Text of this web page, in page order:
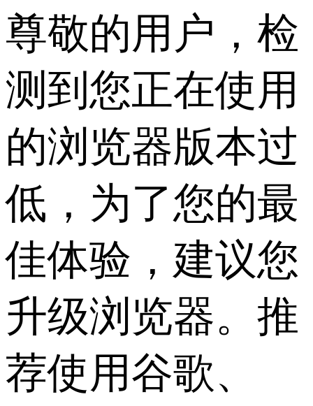
尊敬的用户，检
测到您正在使用
的浏览器版本过
低，为了您的最
佳体验，建议您
升级浏览器。推
荐使用谷歌、